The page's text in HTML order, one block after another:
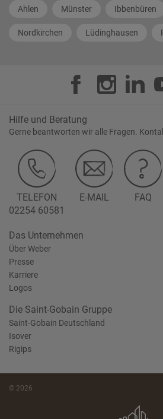
Ahlen Münster Ibbenbüren
Nordkirchen Lüdinghausen
Hilfe und Beratung
Gerne beantworten wir alle Fragen.
TELEFON
02254 60581
E-MAIL FAQ
Das Unternehmen
Über Weber
Presse
Karriere
Logos
Die Saint-Gobain Gruppe
Saint-Gobain Deutschland
Isover
Rigips
© 2026